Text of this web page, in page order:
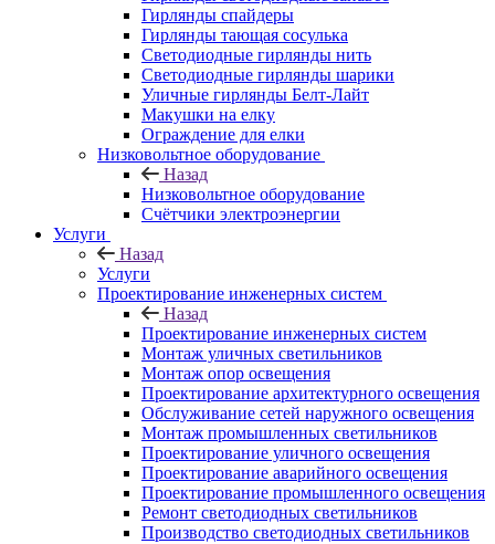
Гирлянды спайдеры
Гирлянды тающая сосулька
Светодиодные гирлянды нить
Светодиодные гирлянды шарики
Уличные гирлянды Белт-Лайт
Макушки на елку
Ограждение для елки
Низковольтное оборудование
Назад
Низковольтное оборудование
Счётчики электроэнергии
Услуги
Назад
Услуги
Проектирование инженерных систем
Назад
Проектирование инженерных систем
Монтаж уличных светильников
Монтаж опор освещения
Проектирование архитектурного освещения
Обслуживание сетей наружного освещения
Монтаж промышленных светильников
Проектирование уличного освещения
Проектирование аварийного освещения
Проектирование промышленного освещения
Ремонт светодиодных светильников
Производство светодиодных светильников